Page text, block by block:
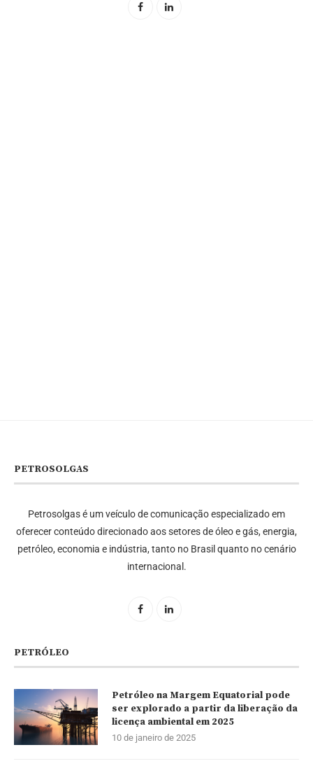
PETROSOLGAS
Petrosolgas é um veículo de comunicação especializado em
oferecer conteúdo direcionado aos setores de óleo e gás, energia,
petróleo, economia e indústria, tanto no Brasil quanto no cenário
internacional.
PETRÓLEO
Petróleo na Margem Equatorial pode
ser explorado a partir da liberação da
licença ambiental em 2025
10 de janeiro de 2025